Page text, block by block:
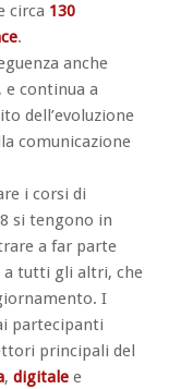
circa 130
.
anche
continua a
dell’evoluzione
comunicazione
i corsi di
si tengono in
a far parte
a tutti gli altri, che
I
partecipanti
principali del
, digitalee